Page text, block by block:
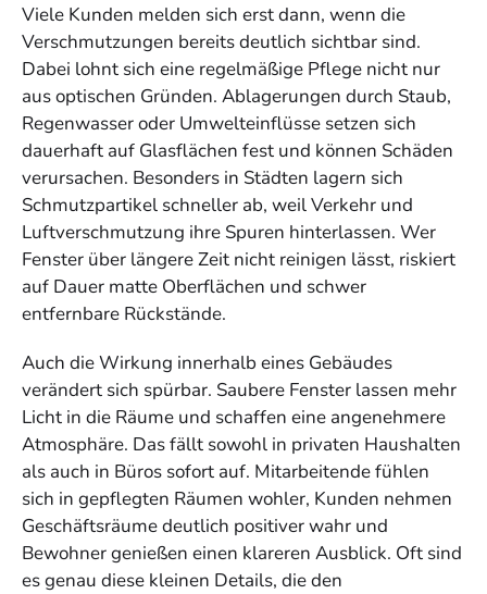
Viele Kunden melden sich erst dann, wenn die
Verschmutzungen bereits deutlich sichtbar sind.
Dabei lohnt sich eine regelmäßige Pflege nicht nur
aus optischen Gründen. Ablagerungen durch Staub,
Regenwasser oder Umwelteinflüsse setzen sich
dauerhaft auf Glasflächen fest und können Schäden
verursachen. Besonders in Städten lagern sich
Schmutzpartikel schneller ab, weil Verkehr und
Luftverschmutzung ihre Spuren hinterlassen. Wer
Fenster über längere Zeit nicht reinigen lässt, riskiert
auf Dauer matte Oberflächen und schwer
entfernbare Rückstände.
Auch die Wirkung innerhalb eines Gebäudes
verändert sich spürbar. Saubere Fenster lassen mehr
Licht in die Räume und schaffen eine angenehmere
Atmosphäre. Das fällt sowohl in privaten Haushalten
als auch in Büros sofort auf. Mitarbeitende fühlen
sich in gepflegten Räumen wohler, Kunden nehmen
Geschäftsräume deutlich positiver wahr und
Bewohner genießen einen klareren Ausblick. Oft sind
es genau diese kleinen Details, die den